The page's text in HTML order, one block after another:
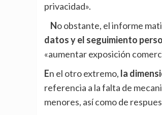
privacidad».
No obstante, el informe
datos y el seguimiento
«aumentar exposición
En el otro extremo, la
referencia a la falta de
menores, así como de